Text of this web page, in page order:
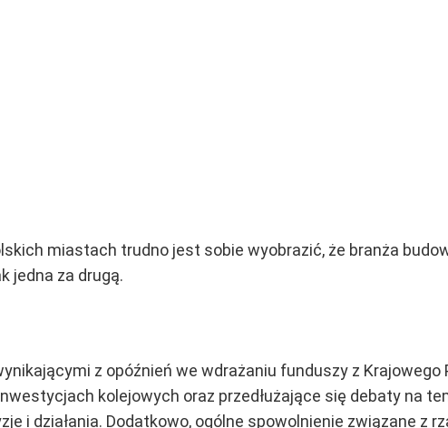
miastach trudno jest sobie wyobrazić, że branża
jedna za drugą.
z opóźnień we wdrażaniu funduszy z Krajowego
kolejowych oraz przedłużające się debaty na
i działania. Dodatkowo, ogólne spowolnienie związane z